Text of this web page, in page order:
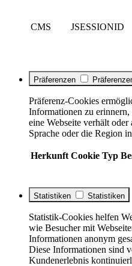
CMS JSESSIONID
Präferenzen
Präferenz-Cookies
Informationen zu
eine Webseite verhält
Sprache oder die Region
Herkunft Cookie Typ
Statistiken Statistiken
Statistik-Cookies helfen
wie Besucher mit
Informationen anonym
Diese Informationen sind
Kundenerlebnis